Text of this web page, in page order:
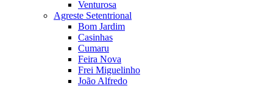
Venturosa
Agreste Setentrional
Bom Jardim
Casinhas
Cumaru
Feira Nova
Frei Miguelinho
João Alfredo